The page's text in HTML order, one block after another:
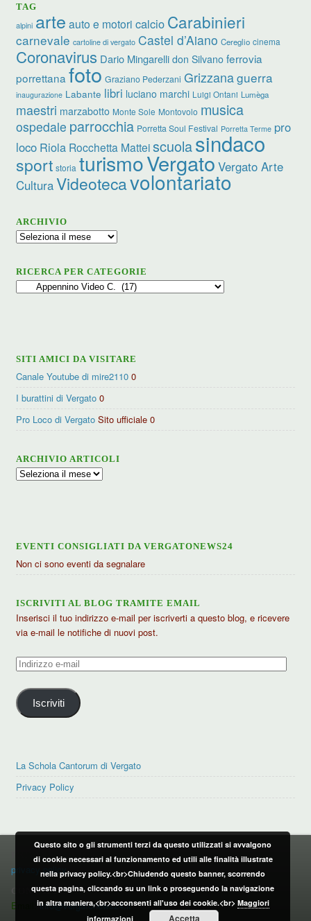
TAG
alpini arte auto e motori calcio Carabinieri
carnevale cartoline di vergato Castel d’Aiano Cereglio cinema
Coronavirus Dario Mingarelli don Silvano ferrovia
porrettana foto Graziano Pederzani Grizzanaguerra
inaugurazione Labante libri luciano marchi Luigi Ontani Lumèga
maestri marzabotto Monte Sole Montovolo musica
ospedale parrocchia Porretta Soul Festival Porretta Terme pro
loco Riola Rocchetta Matteiscuolasindaco
sport storia turismoVergato Vergato Arte
CulturaVideotecavolontariato
ARCHIVIO
Archivio
RICERCA PER CATEGORIE
Ricerca
SITI AMICI DA VISITARE
Canale Youtube di mire2110 0
I burattini di Vergato 0
Pro Loco di Vergato Sito ufficiale 0
ARCHIVIO ARTICOLI
Archivio
EVENTI CONSIGLIATI DA VERGATONEWS24
Non ci sono eventi da segnalare
ISCRIVITI AL BLOG TRAMITE EMAIL
Inserisci il tuo indirizzo e-mail per iscriverti a questo blog, e ricevere
via e-mail le notifiche di nuovi post.
Indirizzo
mail
Iscriviti
La Schola Cantorum di Vergato
Privacy Policy
PRIVACY POLICY
privacy policy
CONTATTI:
Email:info@vergatonews24.it
Questo sito o gli strumenti terzi da questo utilizzati si avvalgono
di cookie necessari al funzionamento ed utili alle finalità illustrate
nella privacy policy.<br>Chiudendo questo banner, scorrendo
questa pagina, cliccando su un link o proseguendo la navigazione
in altra maniera,<br>acconsenti all'uso dei cookie.<br> Maggiori
informazioni
Accetta